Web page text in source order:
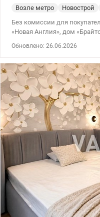
Возле метро Новострой
Без комиссии для
«Новая Англия», дом
гардеробную комнату.
акцентом на комфорт и
оборудована удобной
шкафом и отдельной зоной
атмосферу уюта и
использоваться как
размещены диван, рабочий
Квартира имеет
внутренний двор
комфортно и спокойно.
пространство для
полностью
установлен кондиционер,
духовой шкаф, обустроена
Отдельного внимания
которая обеспечивает
Обновлено: 26.06.2026